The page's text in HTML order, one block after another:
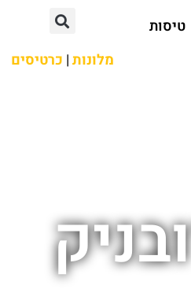
טיסות
מלונות| כרטיסים